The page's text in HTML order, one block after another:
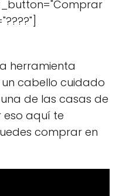
herramienta
cabello cuidado
de las casas de
eso aquí te
comprar en